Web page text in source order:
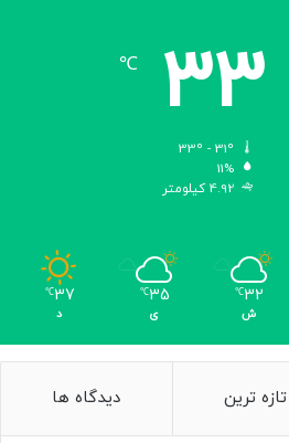
33
℃
11%
4.92 کیلومتر
32
℃
ش
35
℃
ی
37
℃
د
تازه ترین دیدگاه ها